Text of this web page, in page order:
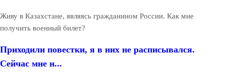
Живу в Казахстане, являясь гражданином России. Как мне
получить военный билет?
Приходили повестки, я в них не расписывался.
Сейчас мне н...